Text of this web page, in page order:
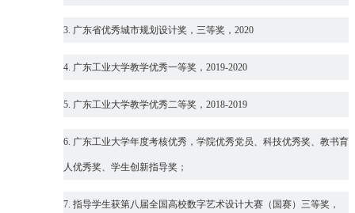
3. 广东省优秀城市规划设计奖，三等奖，2020
4. 广东工业大学教学优秀一等奖，2019-2020
5. 广东工业大学教学优秀二等奖，2018-2019
6. 广东工业大学年度考核优秀，学院优秀党员、科技优秀奖、教书育
人优秀奖、学生创新指导奖；
7.指导学生获第八届全国高校数字艺术设计大赛（国赛）三等奖，